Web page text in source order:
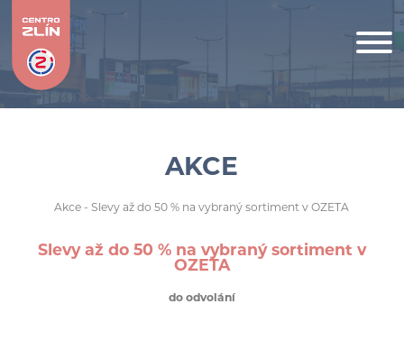
AKCE
Akce- Slevy až do 50 % na vybraný sortiment v OZETA
Slevy až do 50 % na vybraný sortiment v
OZETA
do odvolání